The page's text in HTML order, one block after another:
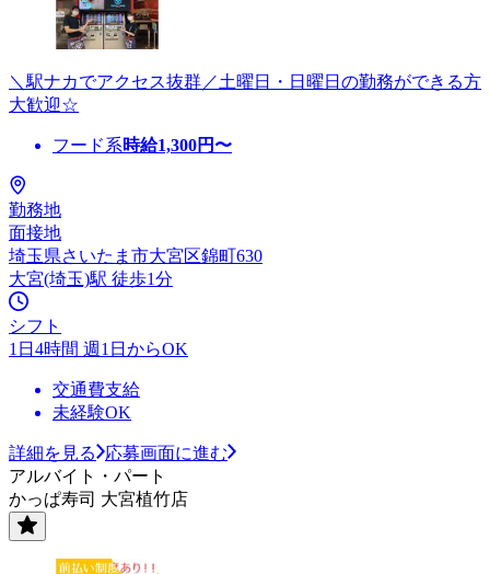
＼駅ナカでアクセス抜群／土曜日・日曜日の勤務ができる方
大歓迎☆
フード系時給1,300円〜
勤務地
面接地
埼玉県さいたま市大宮区錦町630
大宮(埼玉)駅 徒歩1分
シフト
1日4時間 週1日からOK
交通費支給
未経験OK
詳細を見る
応募画面に進む
アルバイト・パート
かっぱ寿司 大宮植竹店